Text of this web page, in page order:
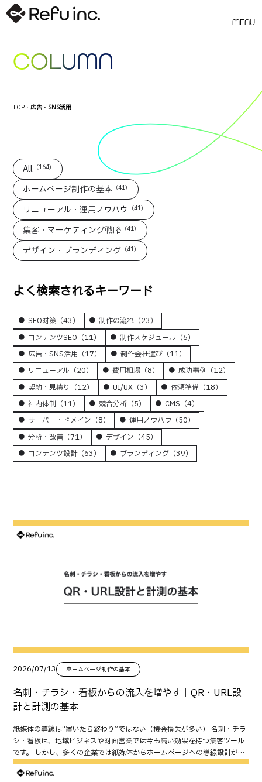
COLUMN
TOP ・広告・SNS活用
All （164）
ホームページ制作の基本 （41）
リニューアル・運用ノウハウ （41）
集客・マーケティング戦略 （41）
デザイン・ブランディング （41）
よく検索されるキーワード
SEO対策（43） 制作の流れ（23）
コンテンツSEO （11） 制作スケジュール （6）
広告・SNS活用 （17） 制作会社選び（11）
リニューアル （20） 費用相場（8） 成功事例 （12）
契約・見積り
（12） UI/UX（3） 依頼準備 （18）
社内体制 （11） 競合分析（5） CMS （4）
サーバー・ドメイン （8） 運用ノウハウ （50）
分析・改善（71） デザイン （45）
コンテンツ設計（63） ブランディング（39）
2026/07/13 ホームページ制作の基本
名刺・チラシ・看板からの流入を増やす｜QR・URL設
計と計測の基本
紙媒体の導線は“置いたら終わり”ではない（機会損失が多い） 名刺・チラ
シ・看板は、地域ビジネスや対面営業では今も高い効果を持つ集客ツール
です。 しかし、多くの企業では紙媒体からホームページへの導線設計が十
分ではなく、本来獲得できるはずの問い合わせや予約を逃しています。 例
えば、次のようなケースです。 QRコードが小さく読み取れない QRコード